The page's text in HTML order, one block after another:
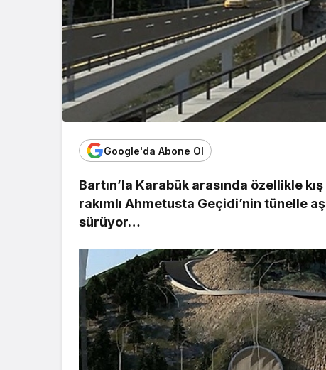
Google'da Abone Ol
Bartın’la Karabük arasında özellikle
rakımlı Ahmetusta Geçidi’nin tünelle
sürüyor…